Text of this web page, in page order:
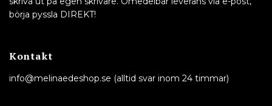
börja pyssla DIREKT!
Kontakt
info@melinaedeshop.se (alltid svar inom 24 timmar)